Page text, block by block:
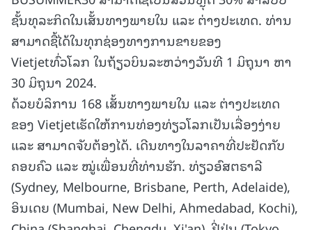
ຊັ້ນທຸລະກິດໃນເສັ້ນທາງພາຍໃນ ແລະ ຕ່າງປະເທດ. ທ່ານ
ສາມາດຊື້ໄດ້ໃນທຸກຊ່ອງທາງການຂາຍຂອງ
Vietjetທົ່ວໂລກ ໃນຖ້ຽວບິນລະຫວ່າງວັນທີ 1 ມິຖຸນາ ຫາ
30 ມິຖຸນາ 2024.
ດ້ວຍບໍລິການ 168 ເສັ້ນທາງພາຍໃນ ແລະ ຕ່າງປະເທດ
ຂອງ Vietjetເຮັດໃຫ້ການທ່ອງທ່ຽວໂລກເປັນເລື່ອງງ່າຍ
ແລະ ສາມາດຈັບຕ້ອງໄດ້. ເດີນທາງໃນລາຄາທີ່ປະຢັດກັບ
ຄອບຄົວ ແລະ ໝູ່ເພື່ອນທີ່ທ່ານຮັກ. ທ່ຽວອົສຕຣາລີ
(Sydney, Melbourne, Brisbane, Perth, Adelaide),
ອິນເດຍ (Mumbai, New Delhi, Ahmedabad, Kochi),